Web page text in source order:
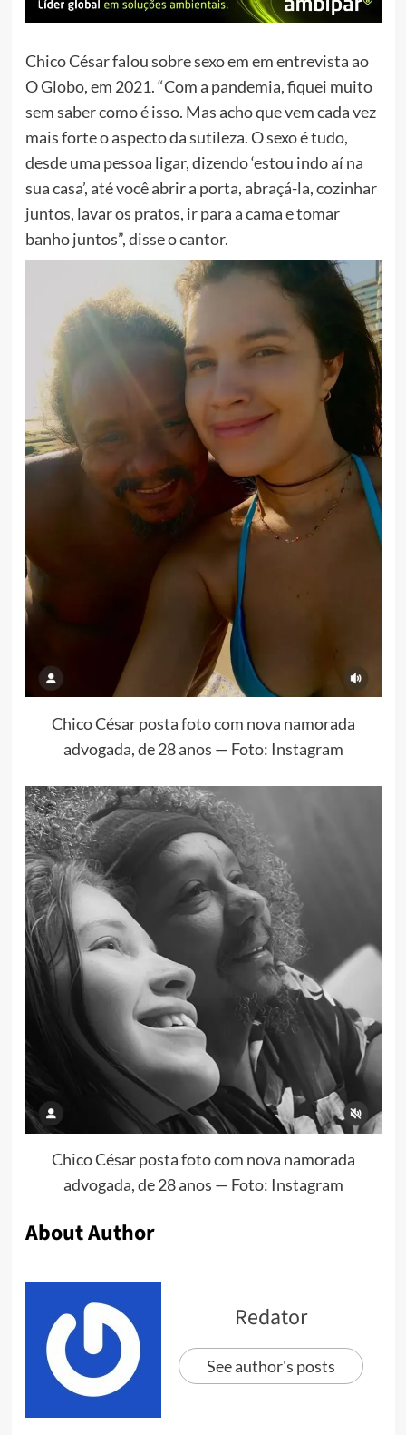
Chico César falou sobre sexo em em entrevista ao
O Globo, em 2021. “Com a pandemia, fiquei muito
sem saber como é isso. Mas acho que vem cada vez
mais forte o aspecto da sutileza. O sexo é tudo,
desde uma pessoa ligar, dizendo ‘estou indo aí na
sua casa’, até você abrir a porta, abraçá-la, cozinhar
juntos, lavar os pratos, ir para a cama e tomar
banho juntos”, disse o cantor.
Chico César posta foto com nova namorada
advogada, de 28 anos — Foto: Instagram
Chico César posta foto com nova namorada
advogada, de 28 anos — Foto: Instagram
About Author
Redator
See author's posts